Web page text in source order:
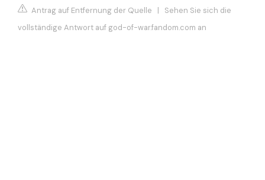
Antrag auf Entfernung der Quelle | Sehen Sie sich die
vollständige Antwort auf god-of-war.fandom.com an